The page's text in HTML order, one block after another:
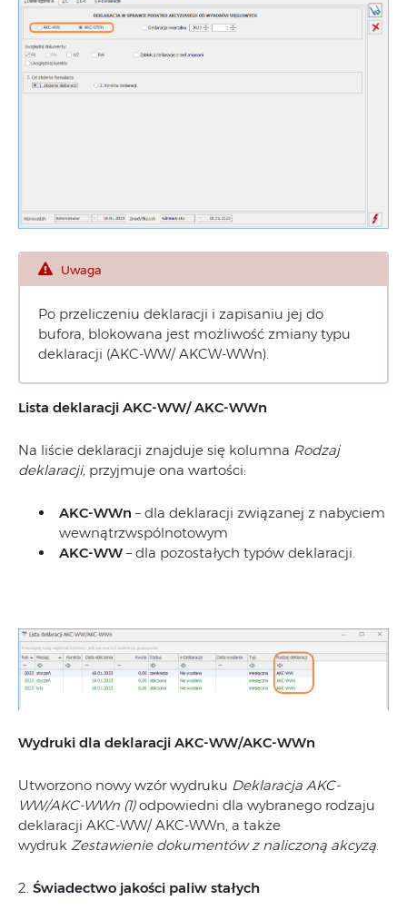
Uwaga
Po przeliczeniu deklaracji i zapisaniu jej do
bufora, blokowana jest możliwość zmiany typu
deklaracji (AKC-WW/ AKCW-WWn).
Lista deklaracji AKC-WW/ AKC-WWn
Na liście deklaracji znajduje się kolumna Rodzaj
deklaracji, przyjmuje ona wartości:
AKC-WWn – dla deklaracji związanej z nabyciem
wewnątrzwspólnotowym
AKC-WW – dla pozostałych typów deklaracji.
Wydruki dla deklaracji AKC-WW/AKC-WWn
Utworzono nowy wzór wydruku Deklaracja AKC-
WW/AKC-WWn (1)odpowiedni dla wybranego rodzaju
deklaracji AKC-WW/ AKC-WWn, a także
wydruk Zestawienie dokumentów z naliczoną akcyzą.
2. Świadectwo jakości paliw stałych